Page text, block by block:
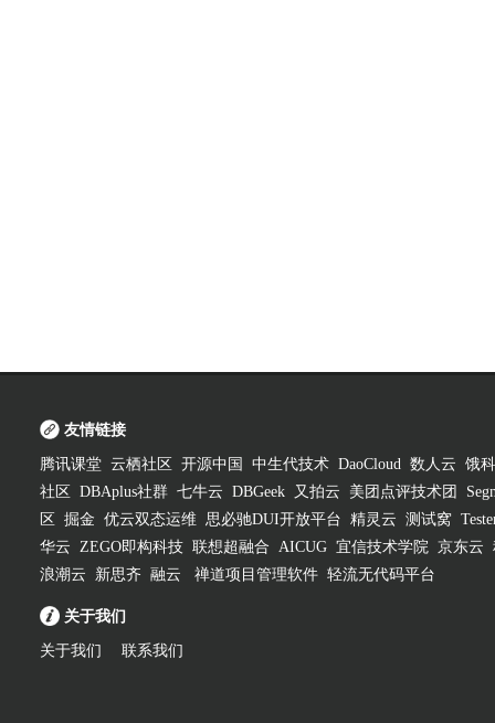
友情链接
腾讯课堂 云栖社区 开源中国 中生代技术 DaoCloud 数人云 饿
社区
DBAplus社群 七牛云 DBGeek 又拍云 美团点评技术团
区
掘金 优云双态运维 思必驰DUI开放平台 精灵云 测试窝
华云 ZEGO即构科技 联想超融合 AICUG 宜信技术学院 京东云
浪潮云
新思齐 融云 禅道项目管理软件 轻流无代码平台
关于我们
关于我们 联系我们